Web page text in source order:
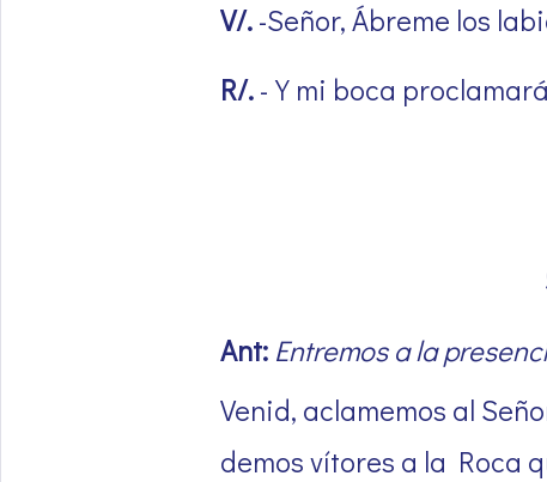
V/.-Señor, Ábreme los
R/.-Y mi boca
Ant: Entremos a la
Venid, aclamemos al
demos vítores a la Roca